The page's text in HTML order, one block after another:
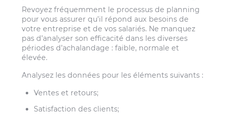
Revoyez fréquemment le processus de planning
pour vous assurer qu’il répond aux besoins de
votre entreprise et de vos salariés. Ne manquez
pas d’analyser son efficacité dans les diverses
périodes d’achalandage : faible, normale et
élevée.
Analysez les données pour les éléments suivants :
Ventes et retours;
Satisfaction des clients;